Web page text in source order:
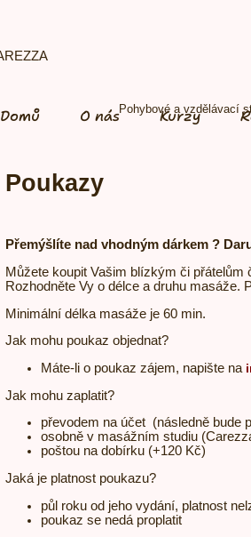
Pohybové a vzdělávací
Domů O nás Kurzy
Poukazy
​Přemýšlíte nad vhodným dárkem ?
Můžete koupit Vašim blízkým či přátelům
Rozhodněte Vy o délce a druhu masáže.
Minimální délka masáže je 60 min.
Jak mohu poukaz objednat?
Máte-li o poukaz zájem, napište na
Jak mohu zaplatit?
převodem na účet (následně bude
osobně v masážním studiu
poštou na dobírku (+120 Kč)
​Jaká je platnost poukazu?
půl roku od jeho vydání, platnost
poukaz se nedá proplatit